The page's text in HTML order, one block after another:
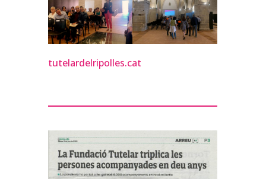
tutelardelripolles.cat